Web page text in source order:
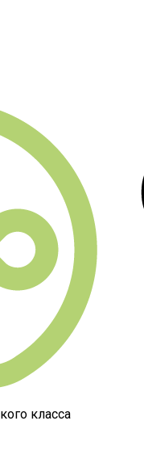
класса